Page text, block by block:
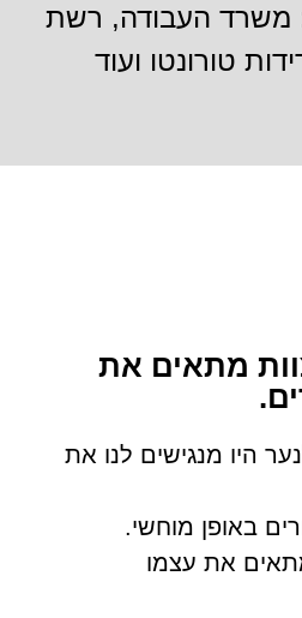
משרד העבודה, רשת
טורונטו ועוד
מתאים את
היו מנגישים לנו את
באופן מוחשי.
את עצמו